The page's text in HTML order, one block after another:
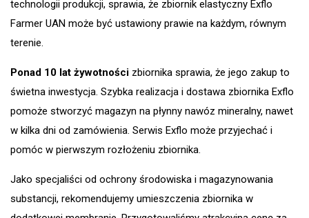
technologii produkcji, sprawia, że zbiornik elastyczny Exflo
Farmer UAN może być ustawiony prawie na każdym, równym
terenie.
Ponad 10 lat żywotności zbiornika sprawia, że jego zakup to
świetna inwestycja. Szybka realizacja i dostawa zbiornika Exflo
pomoże stworzyć magazyn na płynny nawóz mineralny, nawet
w kilka dni od zamówienia. Serwis Exflo może przyjechać i
pomóc w pierwszym rozłożeniu zbiornika.
Jako specjaliści od ochrony środowiska i magazynowania
substancji, rekomendujemy umieszczenia zbiornika w